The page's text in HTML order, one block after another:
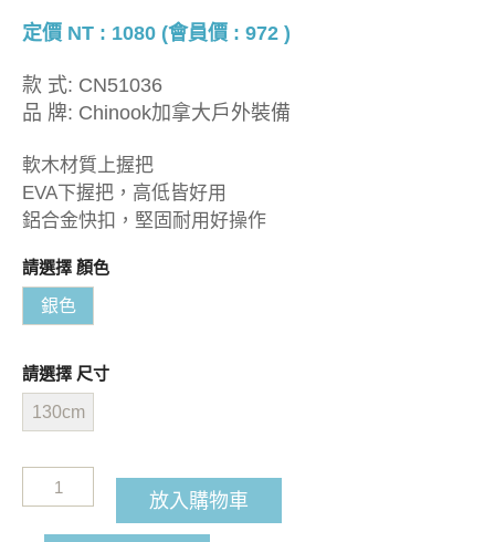
定價 NT : 1080 (會員價 : 972 )
款 式: CN51036
品 牌: Chinook加拿大戶外裝備
軟木材質上握把
EVA下握把，高低皆好用
鋁合金快扣，堅固耐用好操作
請選擇 顏色
銀色
請選擇 尺寸
130cm
放入購物車